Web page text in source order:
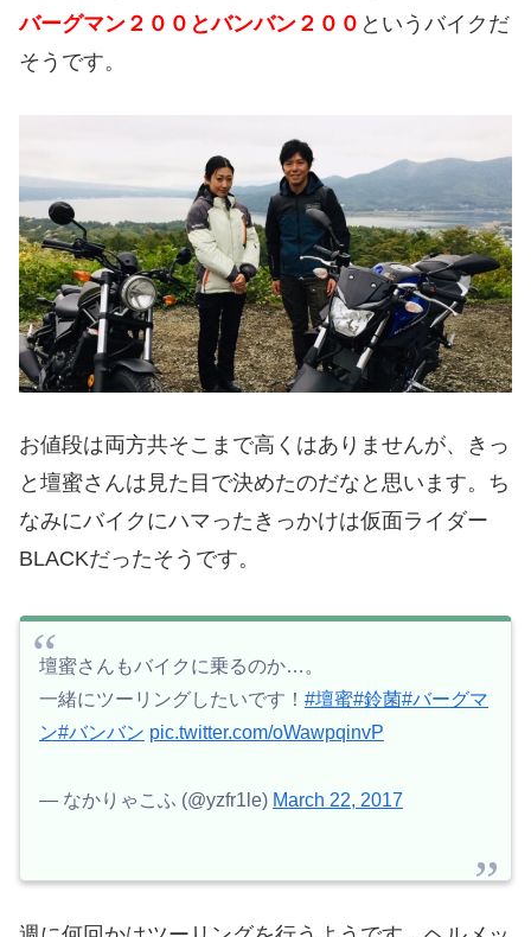
バーグマン２００とバンバン２００ というバイクだ
そうです。
お値段は両方共そこまで高くはありませんが、きっ
と壇蜜さんは見た目で決めたのだなと思います。 ち
なみにバイクにハマったきっかけは仮面ライダー
BLACKだったそうです。
壇蜜さんもバイクに乗るのか…。
一緒にツーリングしたいです！ #壇蜜#鈴菌#バーグマ
ン#バンバン pic.twitter.com/oWawpqinvP
— なかりゃこふ (@yzfr1le) March 22, 2017